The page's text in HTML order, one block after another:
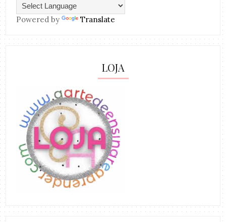
Powered by Translate
LOJA